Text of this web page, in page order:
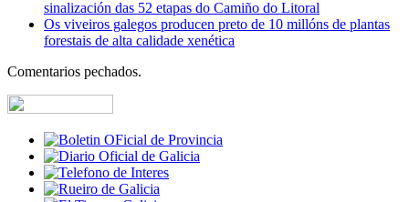
sinalización das 52 etapas do Camiño do Litoral
Os viveiros galegos producen preto de 10 millóns de plantas
forestais de alta calidade xenética
Comentarios pechados.